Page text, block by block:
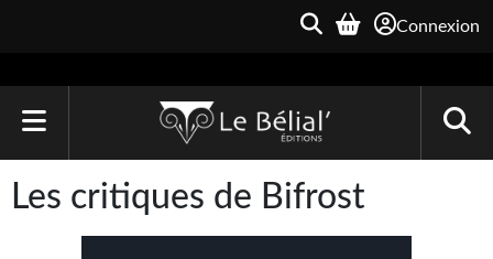
Connexion
Les critiques de Bifrost